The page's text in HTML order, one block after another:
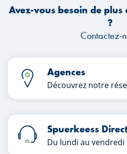
Avez-vous besoin de
?
Contactez-
Agences
Découvrez notre
Spuerkeess
Du lundi au vendredi